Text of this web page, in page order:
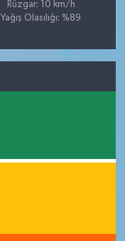
Rüzgar: 10 km/h
Yağış Olasılığı: %89